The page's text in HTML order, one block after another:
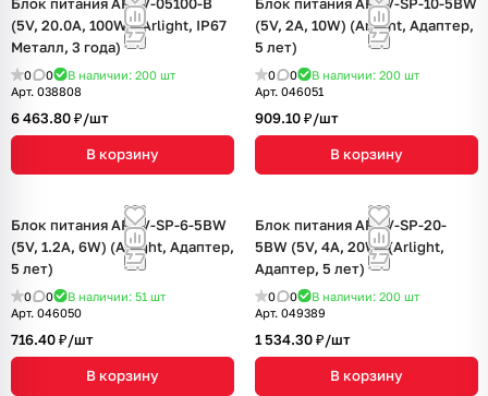
(5V, 20.0A, 100W) (Arlight, IP67
Металл, 3 года)
0 0 В наличии: 200 шт
Арт. 038808
6 463.80 ₽/шт
В корзину
(5V, 2A, 10W) (Arlight, Адаптер,
5 лет)
0 0 В наличии: 200 шт
Арт. 046051
909.10 ₽/шт
В корзину
Блок питания ARDV-SP-6-5BW
(5V, 1.2A, 6W) (Arlight, Адаптер,
5 лет)
0 0 В наличии: 51 шт
Арт. 046050
716.40 ₽/шт
В корзину
Блок питания ARDV-SP-20-
5BW (5V, 4A, 20W) (Arlight,
Адаптер, 5 лет)
0 0 В наличии: 200 шт
Арт. 049389
1 534.30 ₽/шт
В корзину